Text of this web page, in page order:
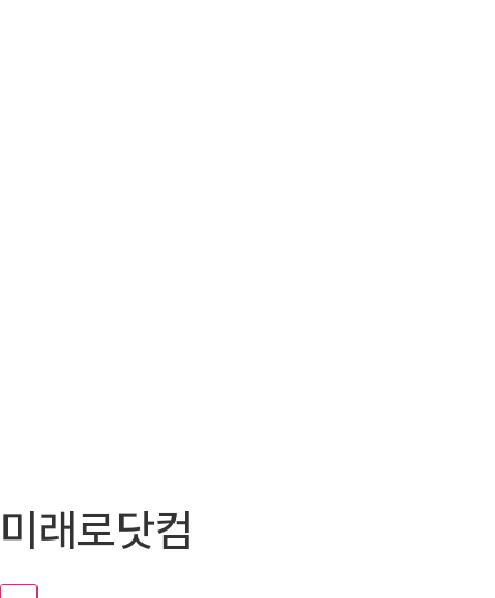
텐
로
미래로닷컴